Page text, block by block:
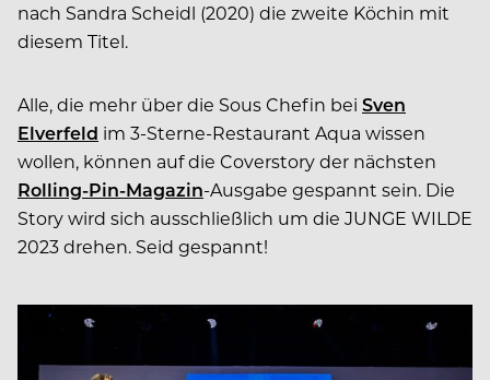
nach Sandra Scheidl (2020) die zweite Köchin mit
diesem Titel.
Alle, die mehr über die Sous Chefin bei Sven
Elverfeld im 3-Sterne-Restaurant Aqua wissen
wollen, können auf die Coverstory der nächsten
Rolling-Pin-Magazin-Ausgabe gespannt sein. Die
Story wird sich ausschließlich um die JUNGE WILDE
2023 drehen. Seid gespannt!